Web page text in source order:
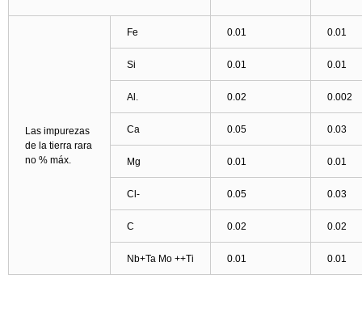
Las impurezas
de la tierra rara
no % máx.
Fe 0.01 0.01
Si 0.01 0.01
Al. 0.02 0.002
Ca 0.05 0.03
Mg 0.01 0.01
Cl- 0.05 0.03
C 0.02 0.02
Nb+Ta Mo ++Ti 0.01 0.01